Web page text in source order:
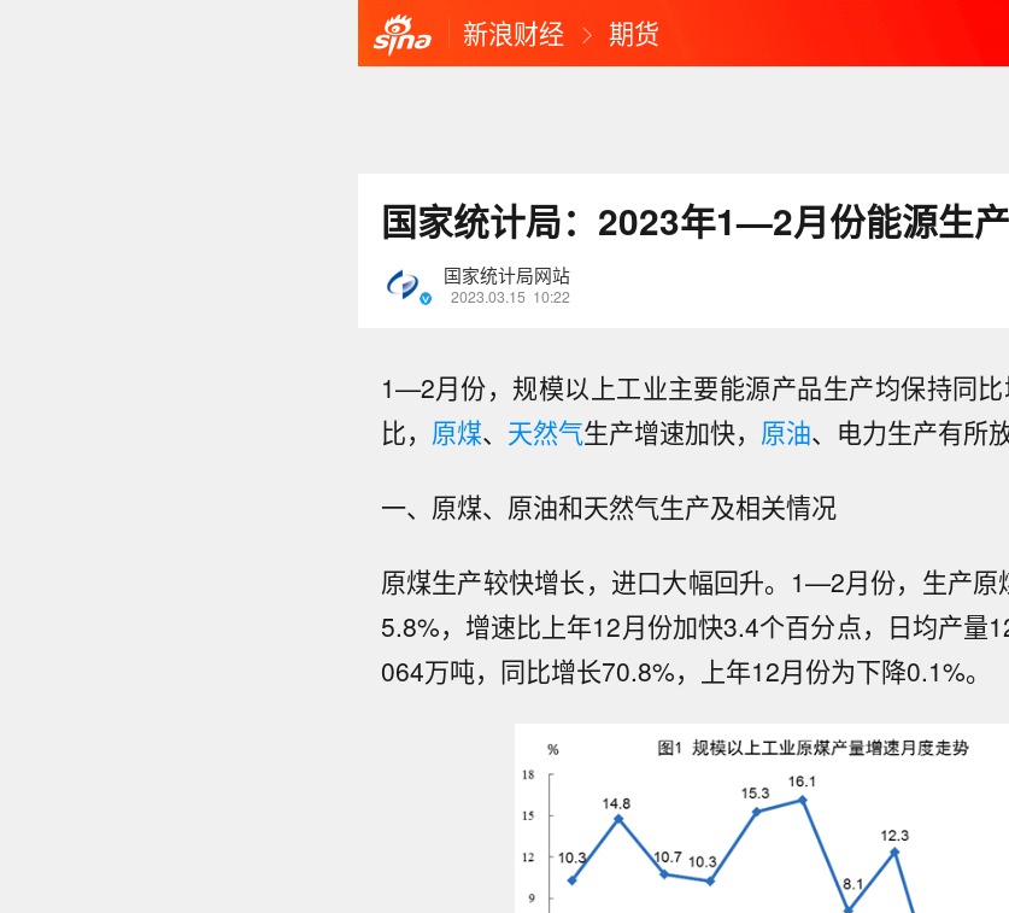
新浪财经 期货
国家统计局：2023年1—2月份能源生
国家统计局网站
2023.03.15 10:22
1—2月份，规模以上工业主要能源产品生产均保持同
比， 原煤、 天然气生产增速加快， 原油、电力生产有所放
一、原煤、原油和天然气生产及相关情况
原煤生产较快增长，进口大幅回升。1—2月份，生产原
5.8%，增速比上年12月份加快3.4个百分点，日均产量
064万吨，同比增长70.8%，上年12月份为下降0.1%。